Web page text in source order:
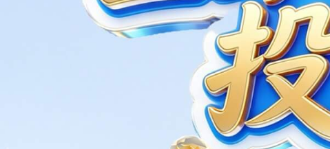
公海555000集团数码集团